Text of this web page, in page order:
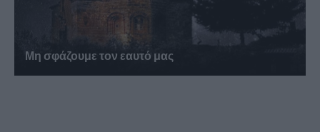
Μη σφάζουμε τον εαυτό μας